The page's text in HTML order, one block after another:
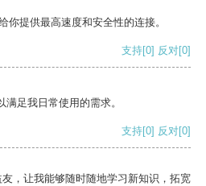
你提供最高速度和安全性的连接。
支持[0] 反对[0]
足我日常使用的需求。
支持[0] 反对[0]
，让我能够随时随地学习新知识，拓宽